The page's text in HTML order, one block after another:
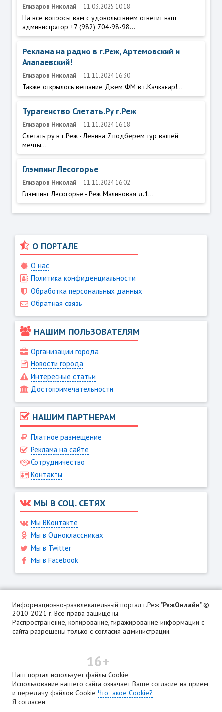
Елизаров Николай 11.03.2025 10:18
На все вопросы вам с удовольствием ответит наш
администратор +7 (982) 704-98-98...
Реклама на радио в г.Реж, Артемовский и
Алапаевский!
Елизаров Николай 11.11.2024 16:30
Также открылось вещание Джем ФМ в г.Качканар!...
Турагенство Слетать.Ру г.Реж
Елизаров Николай 11.11.2024 16:18
Слетать ру в г.Реж - Ленина 7 подберем тур вашей
мечты...
Глэмпинг Лесогорье
Елизаров Николай 11.11.2024 16:02
Глэмпинг Лесогорье - Реж Малиновая д.1...
О ПОРТАЛЕ
О нас
Политика конфиденциальности
Обработка персональных данных
Обратная связь
НАШИМ ПОЛЬЗОВАТЕЛЯМ
Организации города
Новости города
Интересные статьи
Достопримечательности
НАШИМ ПАРТНЕРАМ
Платное размещение
Реклама на сайте
Сотрудничество
Контакты
МЫ В СОЦ. СЕТЯХ
Мы ВКонтакте
Мы в Одноклассниках
Мы в Twitter
Мы в Facebook
Информационно-развлекательный портал г.Реж "РежОнлайн" ©
2010-2021 г. Все права защищены.
Распространение, копирование, тиражирование информации с
сайта разрешены только с согласия администрации.
16+
Наш портал использует файлы Cookie
Использование нашего сайта означает Ваше согласие на прием
и передачу файлов Cookie Что такое Cookie?
Я согласен